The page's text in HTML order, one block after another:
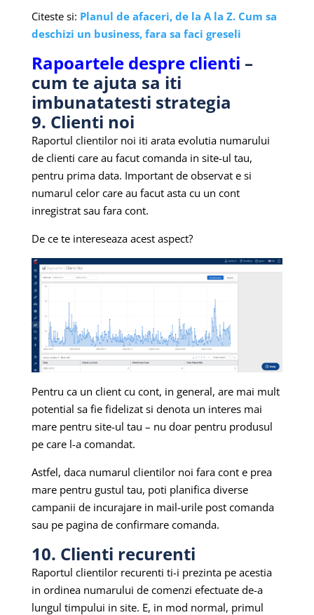
Citeste si: Planul de afaceri, de la A la Z. Cum sa
deschizi un business, fara sa faci greseli
Rapoartele despre clienti –
cum te ajuta sa iti
imbunatatesti strategia
9. Clienti noi
Raportul clientilor noi iti arata evolutia numarului
de clienti care au facut comanda in site-ul tau,
pentru prima data. Important de observat e si
numarul celor care au facut asta cu un cont
inregistrat sau fara cont.
De ce te intereseaza acest aspect?
Pentru ca un client cu cont, in general, are mai mult
potential sa fie fidelizat si denota un interes mai
mare pentru site-ul tau – nu doar pentru produsul
pe care l-a comandat.
Astfel, daca numarul clientilor noi fara cont e prea
mare pentru gustul tau, poti planifica diverse
campanii de incurajare in mail-urile post comanda
sau pe pagina de confirmare comanda.
10. Clienti recurenti
Raportul clientilor recurenti ti-i prezinta pe acestia
in ordinea numarului de comenzi efectuate de-a
lungul timpului in site. E, in mod normal, primul